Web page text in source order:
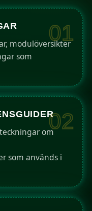
01
modulöversikter
som
02
om
som används i